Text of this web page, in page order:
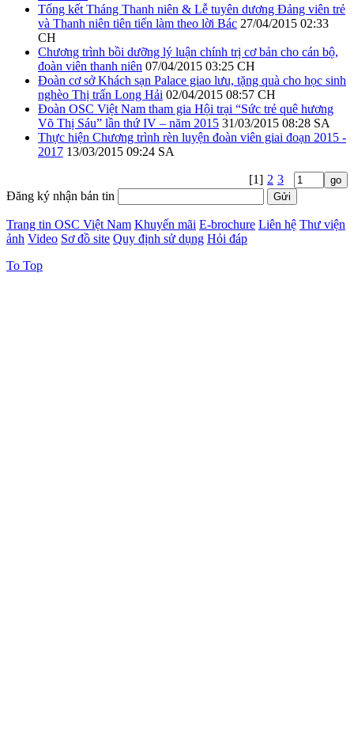
Tổng kết Tháng Thanh niên & Lễ tuyên dương Đảng viên trẻ
và Thanh niên tiên tiến làm theo lời Bác 27/04/2015 02:33
CH
Chương trình bồi dưỡng lý luận chính trị cơ bản cho cán bộ,
đoàn viên thanh niên 07/04/2015 03:25 CH
Đoàn cơ sở Khách sạn Palace giao lưu, tặng quà cho học sinh
nghèo Thị trấn Long Hải 02/04/2015 08:57 CH
Đoàn OSC Việt Nam tham gia Hội trại “Sức trẻ quê hương
Võ Thị Sáu” lần thứ IV – năm 2015 31/03/2015 08:28 SA
Thực hiện Chương trình rèn luyện đoàn viên giai đoạn 2015 -
2017 13/03/2015 09:24 SA
[1] 2 3
Đăng ký nhận bản tin
Trang tin OSC Việt Nam Khuyến mãi E-brochure Liên hệ Thư viện
ảnh Video Sơ đồ site Quy định sử dụng Hỏi đáp
To Top